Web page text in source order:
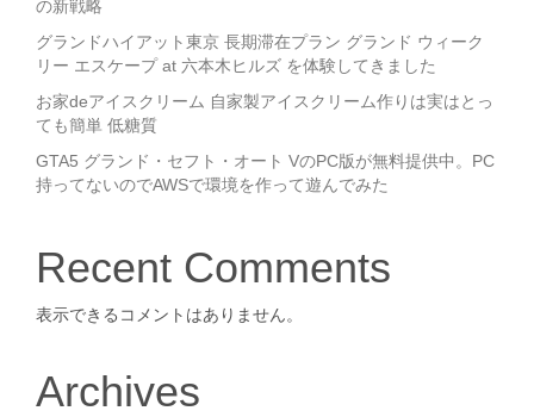
の新戦略
グランドハイアット東京 長期滞在プラン グランド ウィーク
リー エスケープ at 六本木ヒルズ を体験してきました
お家deアイスクリーム 自家製アイスクリーム作りは実はとっ
ても簡単 低糖質
GTA5 グランド・セフト・オート VのPC版が無料提供中。PC
持ってないのでAWSで環境を作って遊んでみた
Recent Comments
表示できるコメントはありません。
Archives